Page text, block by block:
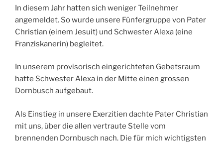
In diesem Jahr hatten sich weniger Teilnehmer
angemeldet. So wurde unsere Fünfergruppe von Pater
Christian (einem Jesuit) und Schwester Alexa (eine
Franziskanerin) begleitet.
In unserem provisorisch eingerichteten Gebetsraum
hatte Schwester Alexa in der Mitte einen grossen
Dornbusch aufgebaut.
Als Einstieg in unsere Exerzitien dachte Pater Christian
mit uns, über die allen vertraute Stelle vom
brennenden Dornbusch nach. Die für mich wichtigsten